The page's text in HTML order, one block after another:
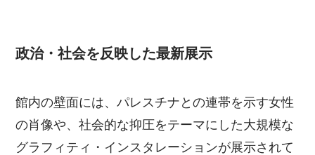
政治・社会を反映した最新展示
館内の壁面には、パレスチナとの連帯を示す女性
の肖像や、社会的な抑圧をテーマにした大規模な
グラフィティ・インスタレーションが展示されて